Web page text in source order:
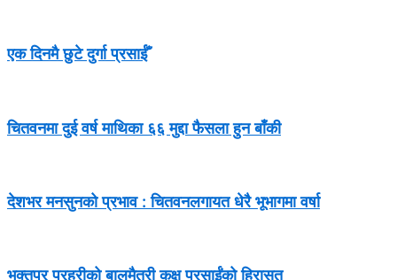
एक दिनमै छुटे दुर्गा प्रसाईँ
चितवनमा दुई वर्ष माथिका ६६ मुद्दा फैसला हुन बाँकी
देशभर मनसुनको प्रभाव : चितवनलगायत धेरै भूभागमा वर्षा
भक्तपुर प्रहरीको बालमैत्री कक्ष प्रसाईंको हिरासत